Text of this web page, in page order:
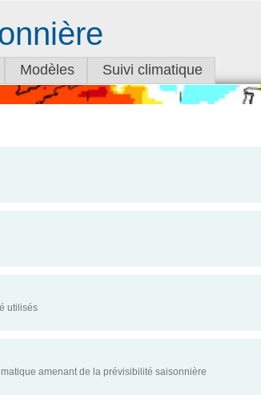
Modèles Suivi climatique
utilisés
amenant de la prévisibilité saisonnière